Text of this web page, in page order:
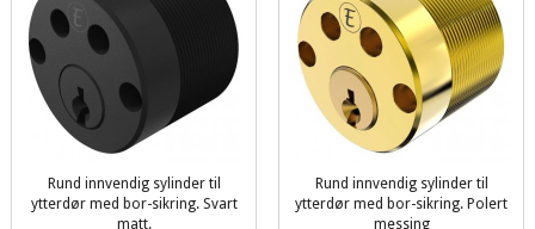
Rund innvendig sylinder til
ytterdør med bor-sikring. Svart
matt.
Rund innvendig sylinder til
ytterdør med bor-sikring. Polert
messing